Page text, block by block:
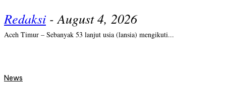
Redaksi - August 4, 2026
Aceh Timur – Sebanyak 53 lanjut usia (lansia) mengikuti...
News